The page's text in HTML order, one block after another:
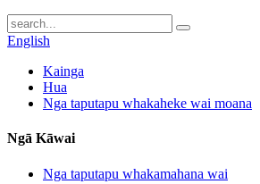
English
Kainga
Hua
Nga taputapu whakaheke wai moana
Ngā Kāwai
Nga taputapu whakamahana wai